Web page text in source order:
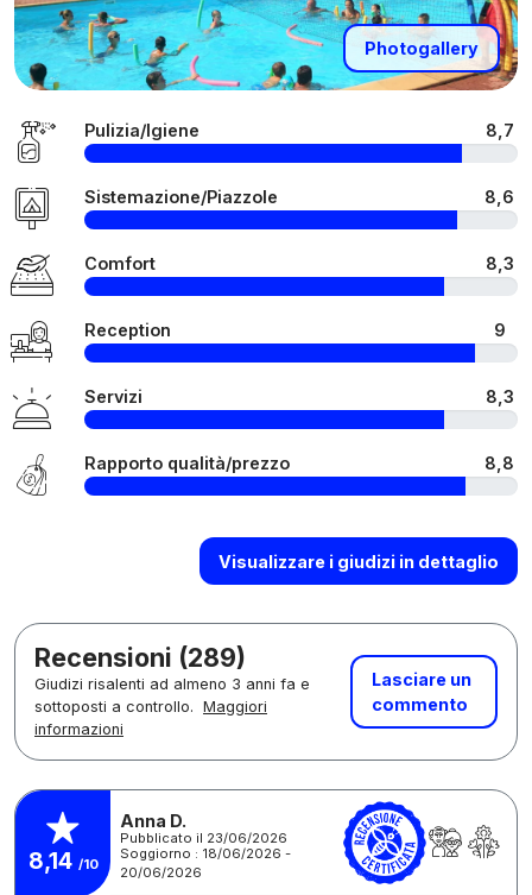
Photogallery
Pulizia/Igiene 8,7
Sistemazione/Piazzole 8,6
Comfort 8,3
Reception 9
Servizi 8,3
Rapporto qualità/prezzo 8,8
Visualizzare i giudizi in dettaglio
Recensioni (289)
Giudizi risalenti ad almeno 3 anni fa e
sottoposti a controllo. Maggiori
informazioni
Lasciare un
commento
8,14 /10
Anna D.
Pubblicato il 23/06/2026
Soggiorno : 18/06/2026 -
20/06/2026